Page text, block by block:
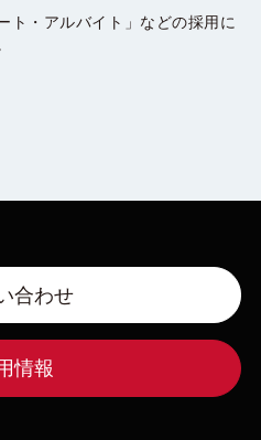
ト・アルバイト」などの採用に
合わせ
情報